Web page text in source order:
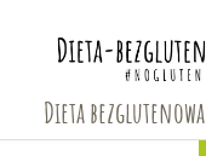
Dieta bezglutenowa